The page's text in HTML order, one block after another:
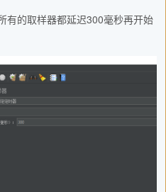
有的取样器都延迟300毫秒再开始